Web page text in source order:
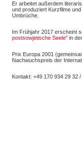
Er arbeitet außerdem
und produziert Kurzfilme
Umbrüche.
Im Frühjahr 2017 erscheint
postsowjetische Seele" in
Prix Europa 2001
Nachwuchspreis der
Kontakt: +49 170 934 29 32 /